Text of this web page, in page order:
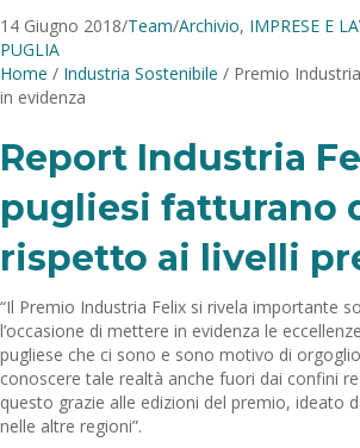
14 Giugno 2018/Team/Archivio, IMPRESE E
PUGLIA
Home / Industria Sostenibile / Premio
in evidenza
Report Industria
pugliesi fatturano
rispetto ai livelli
“Il Premio Industria Felix si rivela importante
l’occasione di mettere in evidenza le
pugliese che ci sono e sono motivo di
conoscere tale realtà anche fuori dai confini
questo grazie alle edizioni del premio, ideato
nelle altre regioni”.